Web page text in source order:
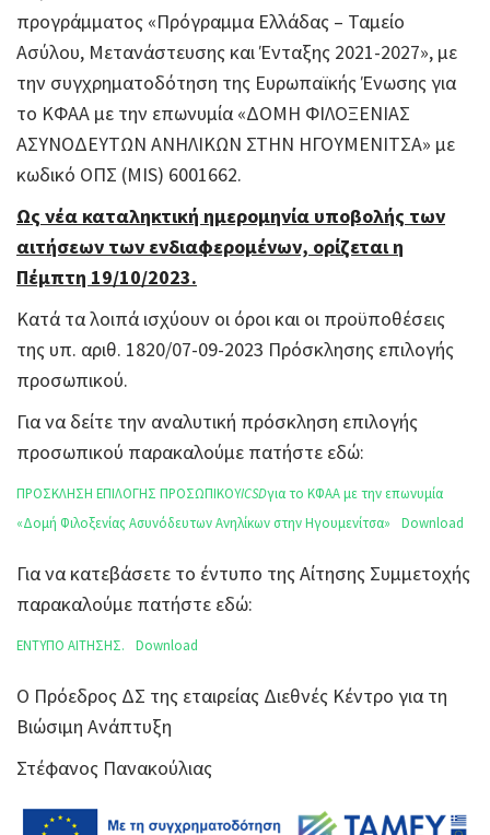
προγράμματος «Πρόγραμμα Ελλάδας – Ταμείο
Ασύλου, Μετανάστευσης και Ένταξης 2021-2027», με
την συγχρηματοδότηση της Ευρωπαϊκής Ένωσης για
το ΚΦΑΑ με την επωνυμία «ΔΟΜΗ ΦΙΛΟΞΕΝΙΑΣ
ΑΣΥΝΟΔΕΥΤΩΝ ΑΝΗΛΙΚΩΝ ΣΤΗΝ ΗΓΟΥΜΕΝΙΤΣΑ» με
κωδικό ΟΠΣ (MIS) 6001662.
Ως νέα καταληκτική ημερομηνία υποβολής των
αιτήσεων των ενδιαφερομένων, ορίζεται η
Πέμπτη 19/10/2023.
Κατά τα λοιπά ισχύουν οι όροι και οι προϋποθέσεις
της υπ. αριθ. 1820/07-09-2023 Πρόσκλησης επιλογής
προσωπικού.
Για να δείτε την αναλυτική πρόσκληση επιλογής
προσωπικού παρακαλούμε πατήστε εδώ:
ΠΡΟΣΚΛΗΣΗ ΕΠΙΛΟΓΗΣ ΠΡΟΣΩΠΙΚΟΥICSDγια το ΚΦΑΑ με την επωνυμία
«Δομή Φιλοξενίας Ασυνόδευτων Ανηλίκων στην Ηγουμενίτσα»
Download
Για να κατεβάσετε το έντυπο της Αίτησης Συμμετοχής
παρακαλούμε πατήστε εδώ:
ΕΝΤΥΠΟ ΑΙΤΗΣΗΣ. Download
Ο Πρόεδρος ΔΣ της εταιρείας Διεθνές Κέντρο για τη
Βιώσιμη Ανάπτυξη
Στέφανος Πανακούλιας